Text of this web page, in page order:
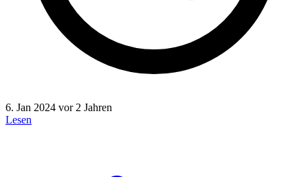
6. Jan 2024 vor 2 Jahren
Lesen